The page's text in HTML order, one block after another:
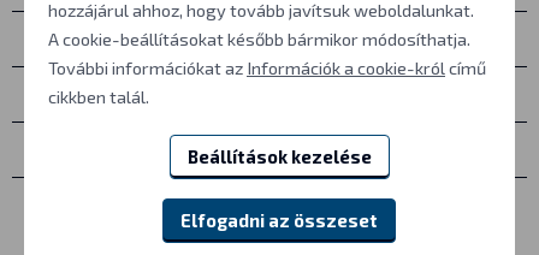
Mindent a vásárlásról
További információk
hozzájárul ahhoz, hogy tovább javítsuk weboldalunkat.
A cookie-beállításokat később bármikor módosíthatja.
További információkat az Információk a cookie-król című
cikkben talál.
Beállítások kezelése
Elfogadni az összeset